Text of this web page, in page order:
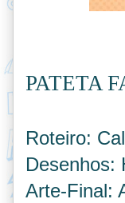
PATETA
Roteiro:
Desenhos:
Arte-Final: